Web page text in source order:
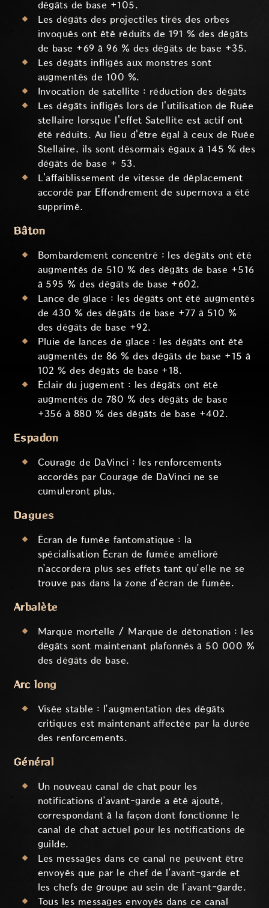
dégâts de base +105.
Les dégâts des projectiles tirés des orbes
invoqués ont été réduits de 191 % des dégâts
de base +69 à 96 % des dégâts de base +35.
Les dégâts infligés aux monstres sont
augmentés de 100 %.
Invocation de satellite : réduction des dégâts
Les dégâts infligés lors de l'utilisation de Ruée
stellaire lorsque l'effet Satellite est actif ont
été réduits. Au lieu d'être égal à ceux de Ruée
Stellaire, ils sont désormais égaux à 145 % des
dégâts de base + 53.
L'affaiblissement de vitesse de déplacement
accordé par Effondrement de supernova a été
supprimé.
Bâton
Bombardement concentré : les dégâts ont été
augmentés de 510 % des dégâts de base +516
à 595 % des dégâts de base +602.
Lance de glace : les dégâts ont été augmentés
de 430 % des dégâts de base +77 à 510 %
des dégâts de base +92.
Pluie de lances de glace : les dégâts ont été
augmentés de 86 % des dégâts de base +15 à
102 % des dégâts de base +18.
Éclair du jugement : les dégâts ont été
augmentés de 780 % des dégâts de base
+356 à 880 % des dégâts de base +402.
Espadon
Courage de DaVinci : les renforcements
accordés par Courage de DaVinci ne se
cumuleront plus.
Dagues
Écran de fumée fantomatique : la
spécialisation Écran de fumée amélioré
n’accordera plus ses effets tant qu’elle ne se
trouve pas dans la zone d’écran de fumée.
Arbalète
Marque mortelle / Marque de détonation : les
dégâts sont maintenant plafonnés à 50 000 %
des dégâts de base.
Arc long
Visée stable : l’augmentation des dégâts
critiques est maintenant affectée par la durée
des renforcements.
Général
Un nouveau canal de chat pour les
notifications d’avant-garde a été ajouté,
correspondant à la façon dont fonctionne le
canal de chat actuel pour les notifications de
guilde.
Les messages dans ce canal ne peuvent être
envoyés que par le chef de l’avant-garde et
les chefs de groupe au sein de l’avant-garde.
Tous les messages envoyés dans ce canal